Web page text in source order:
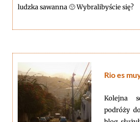
ludzka sawanna 🙁 Wybralibyście się?
Rio es
Kolejna
podróży